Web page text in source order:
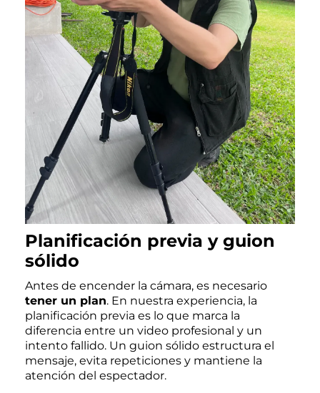
Planificación previa y guion
sólido
Antes de encender la cámara, es necesario
tener un plan. En nuestra experiencia, la
planificación previa es lo que marca la
diferencia entre un video profesional y un
intento fallido. Un guion sólido estructura el
mensaje, evita repeticiones y mantiene la
atención del espectador.